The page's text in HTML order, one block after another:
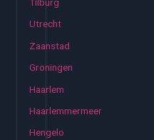
Utrecht
Zaanstad
Groningen
Haarlem
Haarlemmermeer
Hengelo